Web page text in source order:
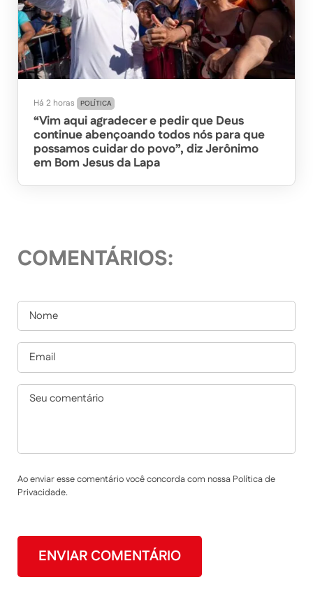
Há 2 horas POLÍTICA
“Vim aqui agradecer e pedir que Deus
continue abençoando todos nós para que
possamos cuidar do povo”, diz Jerônimo
em Bom Jesus da Lapa
COMENTÁRIOS:
Ao enviar esse comentário você concorda com nossa Política de
Privacidade.